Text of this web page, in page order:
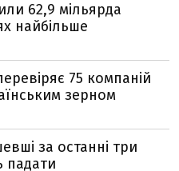
62,9 мільярда
найбільше
75 компаній
зерном
за останні три
падати